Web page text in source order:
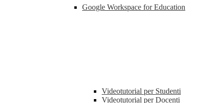
Google Workspace for Education
Videotutorial per Studenti
Videotutorial per Docenti